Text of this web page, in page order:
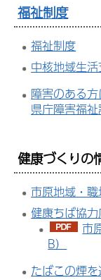
福祉制度
福祉制度
中核地域生
障害のある
県庁障害福祉
健康づくりの
市原地域・
健康ちば協力
市
B）
たばこの煙